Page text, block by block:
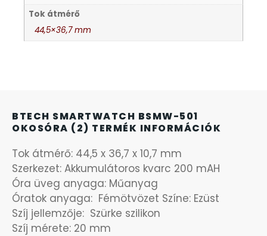
Tok átmérő
44,5×36,7 mm
BTECH SMARTWATCH BSMW-501
OKOSÓRA (2) TERMÉK INFORMÁCIÓK
Tok átmérő: 44,5 x 36,7 x 10,7 mm
Szerkezet: Akkumulátoros kvarc 200 mAH
Óra üveg anyaga: Műanyag
Óratok anyaga: Fémötvözet Színe: Ezüst
Szíj jellemzője: Szürke szilikon
Szíj mérete: 20 mm
ICE WATCH
LORUS
LOTUS STYLE
MÁRKÁS KARÓRA SZÍJAK
MASERATI